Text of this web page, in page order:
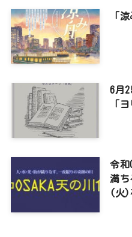
「
6月
「
令和
満
(火)